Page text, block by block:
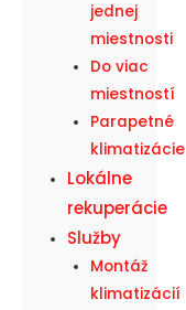
jednej
miestnosti
Do viac
miestností
Parapetné
klimatizácie
Lokálne
rekuperácie
Služby
Montáž
klimatizácií